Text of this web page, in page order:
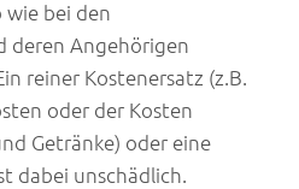
bei den
deren Angehörigen
reiner Kostenersatz (z.B.
oder der Kosten
Getränke) oder eine
dabei unschädlich.